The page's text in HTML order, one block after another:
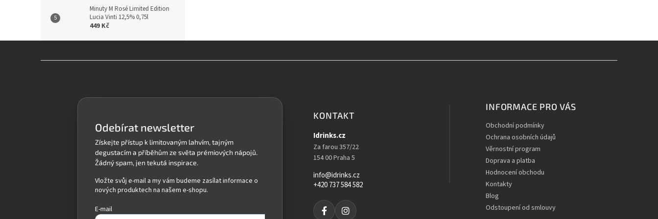
Minuty M Rosé Limited Edition
Lucia Vinti 12,5% 0,75l
449 Kč
Odebírat newsletter
Vložte svůj e-mail a my vám budeme zasílat informace o
nových produktech na našem e-shopu.
E-mail
KONTAKT
Idrinks.cz
Za farou 357/22
154 00 Praha 5
info@idrinks.cz
+420 737 584 582
INFORMACE PRO VÁS
Obchodní podmínky
Ochrana osobních údajů
Věrnostní program
Doprava a platba
Hodnocení obchodu
Kontakty
Blog
Odstoupení od smlouvy